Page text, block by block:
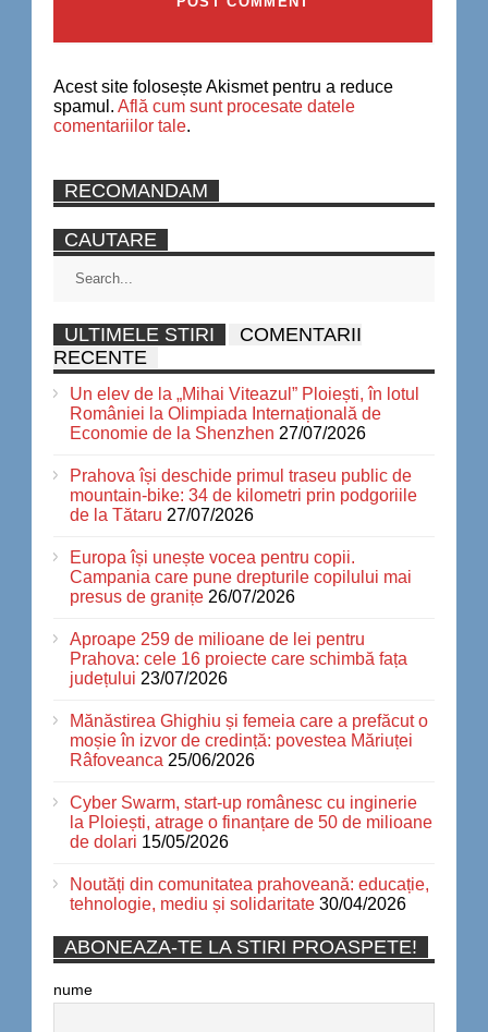
Acest site folosește Akismet pentru a reduce
spamul. Află cum sunt procesate datele
comentariilor tale.
RECOMANDAM
CAUTARE
ULTIMELE STIRI
COMENTARII
RECENTE
Un elev de la „Mihai Viteazul” Ploiești, în lotul
României la Olimpiada Internațională de
Economie de la Shenzhen 27/07/2026
Prahova își deschide primul traseu public de
mountain-bike: 34 de kilometri prin podgoriile
de la Tătaru 27/07/2026
Europa își unește vocea pentru copii.
Campania care pune drepturile copilului mai
presus de granițe 26/07/2026
Aproape 259 de milioane de lei pentru
Prahova: cele 16 proiecte care schimbă fața
județului 23/07/2026
Mănăstirea Ghighiu și femeia care a prefăcut o
moșie în izvor de credință: povestea Măriuței
Râfoveanca 25/06/2026
Cyber Swarm, start-up românesc cu inginerie
la Ploiești, atrage o finanțare de 50 de milioane
de dolari 15/05/2026
Noutăți din comunitatea prahoveană: educație,
tehnologie, mediu și solidaritate 30/04/2026
ABONEAZA-TE LA STIRI PROASPETE!
nume